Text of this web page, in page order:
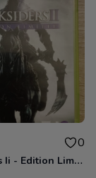
0
Darksiders Ii - Edition Limitée Xbox 360